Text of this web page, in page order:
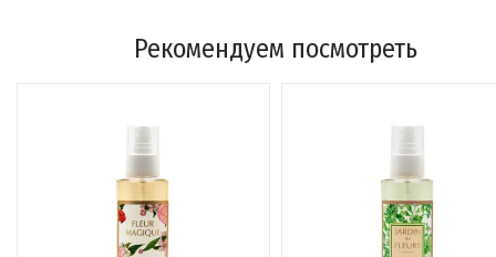
Рекомендуем посмотреть